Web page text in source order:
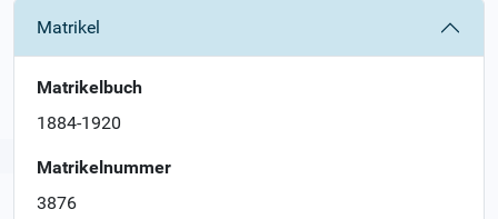
Matrikel
Matrikelbuch
1884-1920
Matrikelnummer
3876